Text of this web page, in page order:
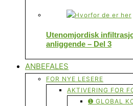
Utenomjordisk
anliggende – Del 3
ANBEFALES
FOR NYE LESERE
AKTIVERING FOR
➊ GLOBAL